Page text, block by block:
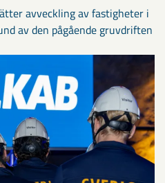
avveckling av fastigheter i
av den pågående gruvdriften